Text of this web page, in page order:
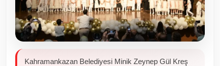
Kahramankazan Belediyesi Minik Zeynep Gül Kreş